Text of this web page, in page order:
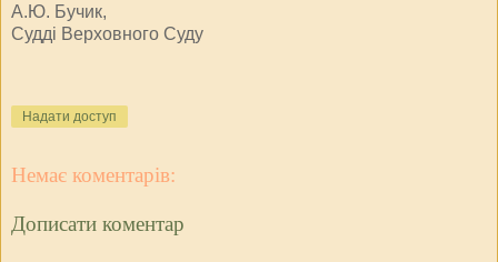
А.Ю. Бучик,
Судді Верховного Суду
Надати доступ
Немає коментарів:
Дописати коментар